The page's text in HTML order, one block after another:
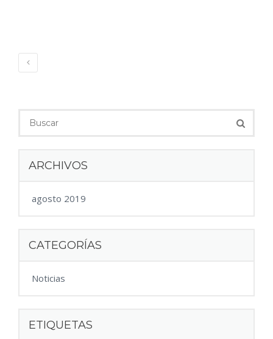
ARCHIVOS
agosto 2019
CATEGORÍAS
Noticias
ETIQUETAS